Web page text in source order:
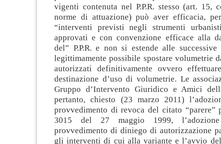
vigenti contenuta nel P.P.R. stesso (art. 15,
norme di attuazione) può aver efficacia,
“interventi previsti negli strumenti
approvati e con convenzione efficace alla
del” P.P.R. e non si estende alle
legittimamente possibile spostare volumetrie
autorizzati definitivamente ovvero
destinazione d’uso di volumetrie. Le
Gruppo d’Intervento Giuridico e Amici
pertanto, chiesto (23 marzo 2011)
provvedimento di revoca del citato “parere”
3015 del 27 maggio 1999,
provvedimento di diniego di autorizzazione
gli interventi di cui alla variante e l’avvio